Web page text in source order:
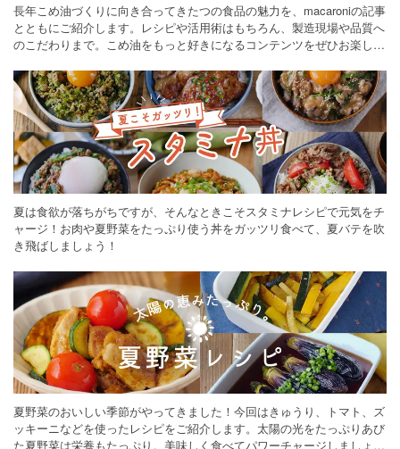
長年こめ油づくりに向き合ってきたつの食品の魅力を、macaroniの記事
とともにご紹介します。レシピや活用術はもちろん、製造現場や品質へ
のこだわりまで。こめ油をもっと好きになるコンテンツをぜひお楽しみ
夏は食欲が落ちがちですが、そんなときこそスタミナレシピで元気をチ
ャージ！お肉や夏野菜をたっぷり使う丼をガッツリ食べて、夏バテを吹
き飛ばしましょう！
夏野菜のおいしい季節がやってきました！今回はきゅうり、トマト、ズ
ッキーニなどを使ったレシピをご紹介します。太陽の光をたっぷりあび
た夏野菜は栄養もたっぷり。美味しく食べてパワーチャージしましょう